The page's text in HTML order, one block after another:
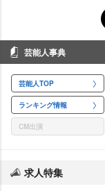
芸能人事典
芸能人TOP
ランキング情報
CM出演
求人特集